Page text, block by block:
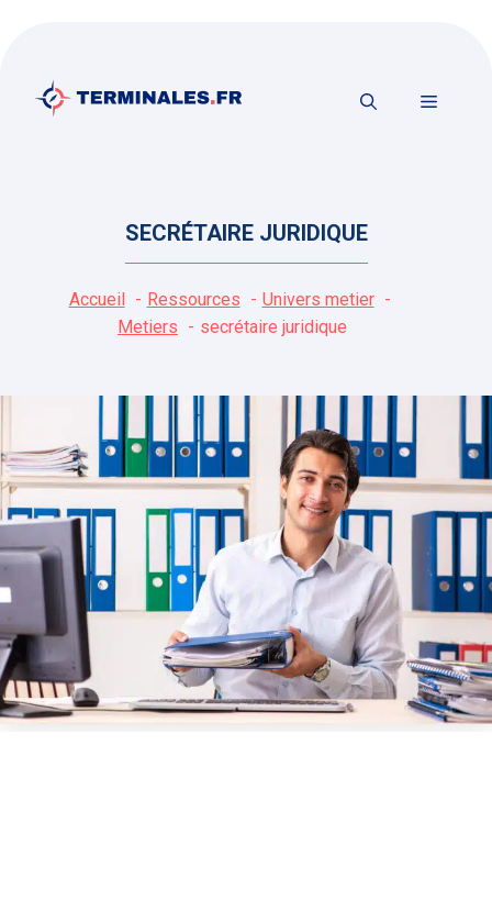
contenu
MENU
SECRÉTAIRE JURIDIQUE
Accueil Ressources
Univers metier
Metiers
secrétaire juridique